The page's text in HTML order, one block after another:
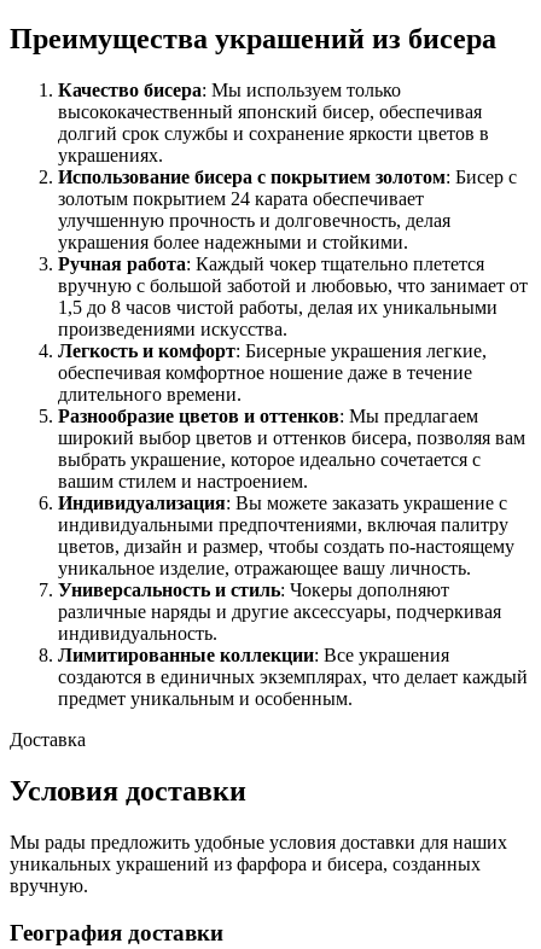
Преимущества украшений из бисера
Качество бисера: Мы используем только
высококачественный японский бисер, обеспечивая
долгий срок службы и сохранение яркости цветов в
украшениях.
Использование бисера с покрытием золотом: Бисер с
золотым покрытием 24 карата обеспечивает
улучшенную прочность и долговечность, делая
украшения более надежными и стойкими.
Ручная работа: Каждый чокер тщательно плетется
вручную с большой заботой и любовью, что занимает от
1,5 до 8 часов чистой работы, делая их уникальными
произведениями искусства.
Легкость и комфорт: Бисерные украшения легкие,
обеспечивая комфортное ношение даже в течение
длительного времени.
Разнообразие цветов и оттенков: Мы предлагаем
широкий выбор цветов и оттенков бисера, позволяя вам
выбрать украшение, которое идеально сочетается с
вашим стилем и настроением.
Индивидуализация: Вы можете заказать украшение с
индивидуальными предпочтениями, включая палитру
цветов, дизайн и размер, чтобы создать по-настоящему
уникальное изделие, отражающее вашу личность.
Универсальность и стиль: Чокеры дополняют
различные наряды и другие аксессуары, подчеркивая
индивидуальность.
Лимитированные коллекции: Все украшения
создаются в единичных экземплярах, что делает каждый
предмет уникальным и особенным.
Доставка
Условия доставки
Мы рады предложить удобные условия доставки для наших
уникальных украшений из фарфора и бисера, созданных
вручную.
География доставки